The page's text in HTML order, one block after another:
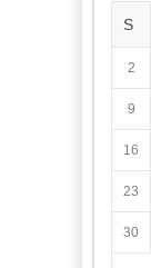
S
2
9
16
23
30